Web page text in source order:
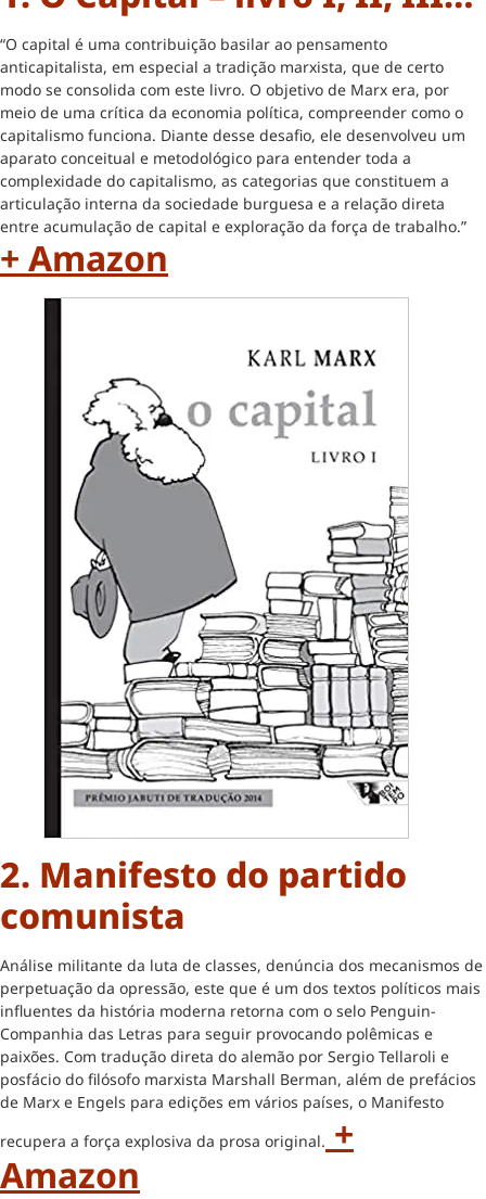
“O capital é uma contribuição basilar ao pensamento
anticapitalista, em especial a tradição marxista, que de certo
modo se consolida com este livro. O objetivo de Marx era, por
meio de uma crítica da economia política, compreender como o
capitalismo funciona. Diante desse desafio, ele desenvolveu um
aparato conceitual e metodológico para entender toda a
complexidade do capitalismo, as categorias que constituem a
articulação interna da sociedade burguesa e a relação direta
entre acumulação de capital e exploração da força de trabalho.”
+ Amazon
2. Manifesto do partido
comunista
Análise militante da luta de classes, denúncia dos mecanismos de
perpetuação da opressão, este que é um dos textos políticos mais
influentes da história moderna retorna com o selo Penguin-
Companhia das Letras para seguir provocando polêmicas e
paixões. Com tradução direta do alemão por Sergio Tellaroli e
posfácio do filósofo marxista Marshall Berman, além de prefácios
de Marx e Engels para edições em vários países, o Manifesto
recupera a força explosiva da prosa original. +
Amazon